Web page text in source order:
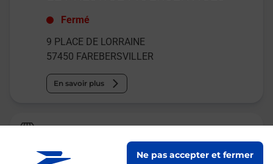
Ne pas accepter et fermer
Fermé
9 PLACE DE LORRAINE
57450 FAREBERSVILLER
En savoir plus
La Poste
FAREBERSVILLER